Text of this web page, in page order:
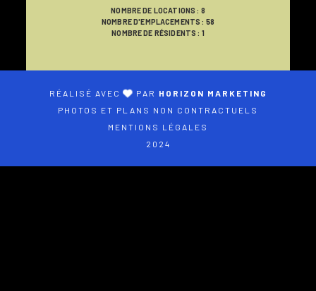
NOMBRE DE LOCATIONS : 8
NOMBRE D'EMPLACEMENTS : 58
NOMBRE DE RÉSIDENTS : 1
RÉALISÉ AVEC PAR HORIZON MARKETING
PHOTOS ET PLANS NON CONTRACTUELS
MENTIONS LÉGALES
2024